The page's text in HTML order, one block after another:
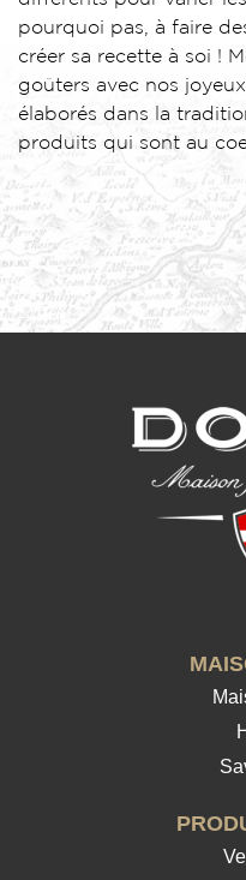
pourquoi pas, à faire
créer sa recette à soi !
goûters avec nos
élaborés dans la
produits qui sont au